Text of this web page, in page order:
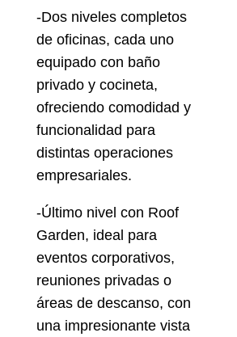
-Dos niveles completos
de oficinas, cada uno
equipado con baño
privado y cocineta,
ofreciendo comodidad y
funcionalidad para
distintas operaciones
empresariales.
-Último nivel con Roof
Garden, ideal para
eventos corporativos,
reuniones privadas o
áreas de descanso, con
una impresionante vista